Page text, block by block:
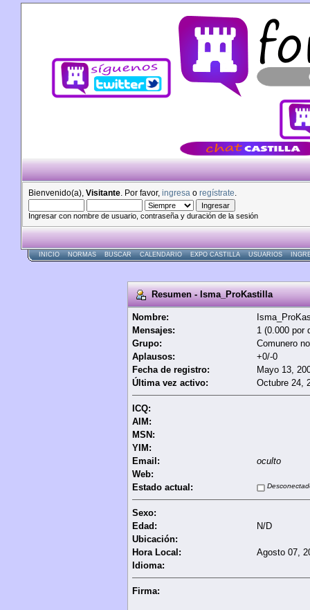
Bienvenido(a), Visitante . Por favor, ingresa o regístrate
Ingresar con nombre de usuario, contraseña y duración de la sesión
INICIO NORMAS BUSCAR CALENDARIO EXPO CASTILLA USUARIOS
Resumen - Isma_ProKastilla
Nombre:
Mensajes:
1 (0.000 por
Grupo:
Comunero
Aplausos:
+0/-0
Fecha de registro:
Mayo 13,
Última vez activo:
Octubre 24,
ICQ:
AIM:
MSN:
YIM:
Email:
oculto
Web:
Estado actual:
Sexo:
Edad:
N/D
Ubicación:
Hora Local:
Agosto 07,
Idioma:
Firma: